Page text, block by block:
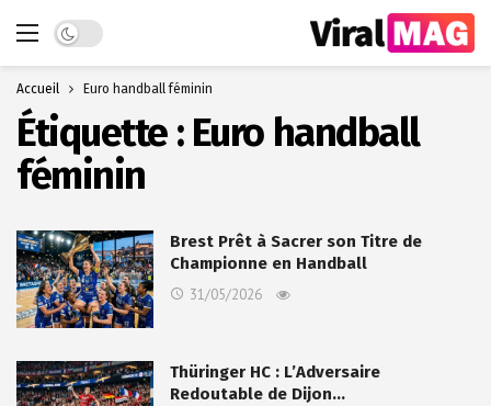
Dark mode
Accueil Euro handball féminin
Étiquette : Euro handball
féminin
Brest Prêt à Sacrer son Titre de
Championne en Handball
31/05/2026
Thüringer HC : L’Adversaire
Redoutable de Dijon…